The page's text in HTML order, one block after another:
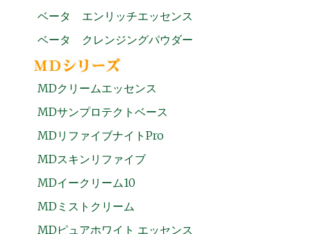
ベータ エンリッチエッセンス
ベータ クレンジングパウダー
MDクリームエッセンス
MDサンプロテクトベース
MDリファイブナイトPro
MDスキンリファイブ
MDイークリーム10
MDミストクリーム
MDピュアホワイト エッセンス